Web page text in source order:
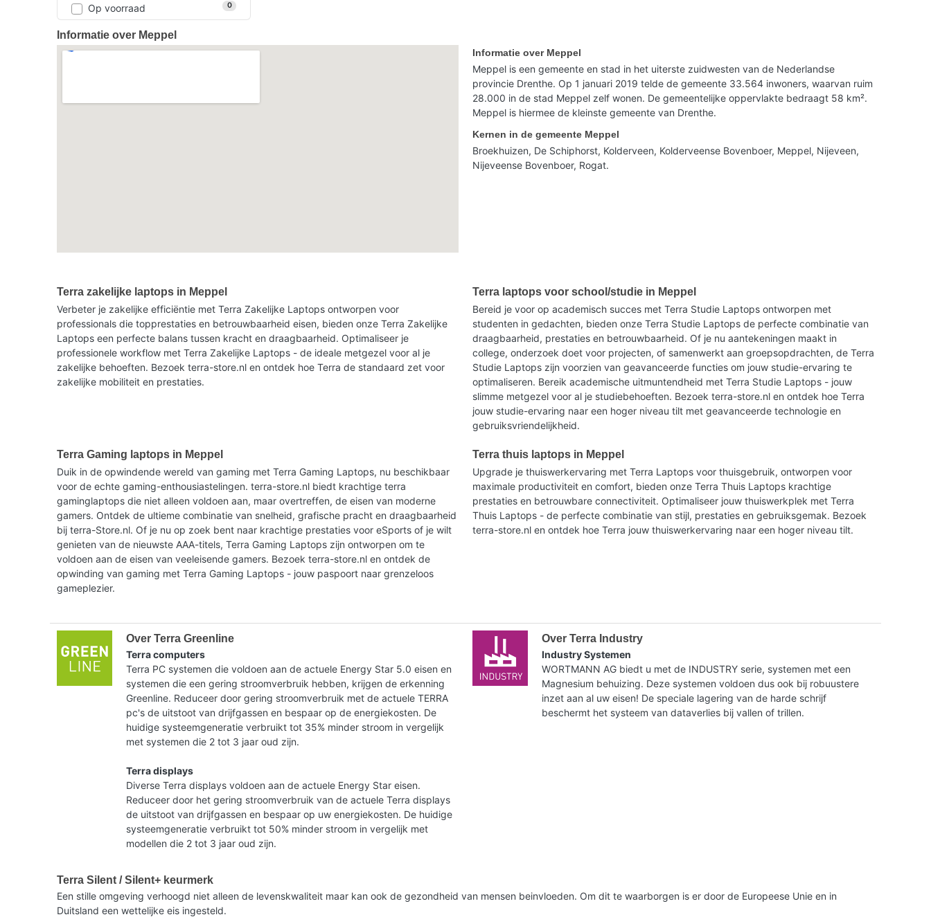
Op voorraad
0
Informatie over Meppel
Informatie over Meppel
Meppel is een gemeente en stad in het uiterste zuidwesten van de Nederlandse
provincie Drenthe. Op 1 januari 2019 telde de gemeente 33.564 inwoners, waarvan ruim
28.000 in de stad Meppel zelf wonen. De gemeentelijke oppervlakte bedraagt 58 km².
Meppel is hiermee de kleinste gemeente van Drenthe.
Kernen in de gemeente Meppel
Broekhuizen, De Schiphorst, Kolderveen, Kolderveense Bovenboer, Meppel, Nijeveen,
Nijeveense Bovenboer, Rogat.
Terra zakelijke laptops in Meppel
Verbeter je zakelijke efficiëntie met Terra Zakelijke Laptops ontworpen voor
professionals die topprestaties en betrouwbaarheid eisen, bieden onze Terra Zakelijke
Laptops een perfecte balans tussen kracht en draagbaarheid. Optimaliseer je
professionele workflow met Terra Zakelijke Laptops - de ideale metgezel voor al je
zakelijke behoeften. Bezoek terra-store.nl en ontdek hoe Terra de standaard zet voor
zakelijke mobiliteit en prestaties.
Terra laptops voor school/studie in Meppel
Bereid je voor op academisch succes met Terra Studie Laptops ontworpen met
studenten in gedachten, bieden onze Terra Studie Laptops de perfecte combinatie van
draagbaarheid, prestaties en betrouwbaarheid. Of je nu aantekeningen maakt in
college, onderzoek doet voor projecten, of samenwerkt aan groepsopdrachten, de Terra
Studie Laptops zijn voorzien van geavanceerde functies om jouw studie-ervaring te
optimaliseren. Bereik academische uitmuntendheid met Terra Studie Laptops - jouw
slimme metgezel voor al je studiebehoeften. Bezoek terra-store.nl en ontdek hoe Terra
jouw studie-ervaring naar een hoger niveau tilt met geavanceerde technologie en
gebruiksvriendelijkheid.
Terra Gaming laptops in Meppel
Duik in de opwindende wereld van gaming met Terra Gaming Laptops, nu beschikbaar
voor de echte gaming-enthousiastelingen. terra-store.nl biedt krachtige terra
gaminglaptops die niet alleen voldoen aan, maar overtreffen, de eisen van moderne
gamers. Ontdek de ultieme combinatie van snelheid, grafische pracht en draagbaarheid
bij terra-Store.nl. Of je nu op zoek bent naar krachtige prestaties voor eSports of je wilt
genieten van de nieuwste AAA-titels, Terra Gaming Laptops zijn ontworpen om te
voldoen aan de eisen van veeleisende gamers. Bezoek terra-store.nl en ontdek de
opwinding van gaming met Terra Gaming Laptops - jouw paspoort naar grenzeloos
gameplezier.
Terra thuis laptops in Meppel
Upgrade je thuiswerkervaring met Terra Laptops voor thuisgebruik, ontworpen voor
maximale productiviteit en comfort, bieden onze Terra Thuis Laptops krachtige
prestaties en betrouwbare connectiviteit. Optimaliseer jouw thuiswerkplek met Terra
Thuis Laptops - de perfecte combinatie van stijl, prestaties en gebruiksgemak. Bezoek
terra-store.nl en ontdek hoe Terra jouw thuiswerkervaring naar een hoger niveau tilt.
Over Terra Greenline
Terra computers
Terra PC systemen die voldoen aan de actuele Energy Star 5.0 eisen en
systemen die een gering stroomverbruik hebben, krijgen de erkenning
Greenline. Reduceer door gering stroomverbruik met de actuele TERRA
pc's de uitstoot van drijfgassen en bespaar op de energiekosten. De
huidige systeemgeneratie verbruikt tot 35% minder stroom in vergelijk
met systemen die 2 tot 3 jaar oud zijn.
Terra displays
Diverse Terra displays voldoen aan de actuele Energy Star eisen.
Reduceer door het gering stroomverbruik van de actuele Terra displays
de uitstoot van drijfgassen en bespaar op uw energiekosten. De huidige
systeemgeneratie verbruikt tot 50% minder stroom in vergelijk met
modellen die 2 tot 3 jaar oud zijn.
Over Terra Industry
Industry Systemen
WORTMANN AG biedt u met de INDUSTRY serie, systemen met een
Magnesium behuizing. Deze systemen voldoen dus ook bij robuustere
inzet aan al uw eisen! De speciale lagering van de harde schrijf
beschermt het systeem van dataverlies bij vallen of trillen.
Terra Silent / Silent+ keurmerk
Een stille omgeving verhoogd niet alleen de levenskwaliteit maar kan ook de gezondheid van mensen beinvloeden. Om dit te waarborgen is er door de Europeese Unie en in
Duitsland een wettelijke eis ingesteld.